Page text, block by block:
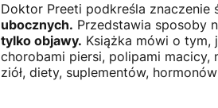
Doktor Preeti podkreśla
ubocznych. Przedstawia sposoby
tylko objawy. Książka mówi o tym,
chorobami piersi, polipami
ziół, diety, suplementów,